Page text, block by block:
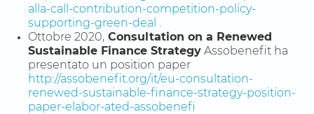
alla-call-contribution-competition-policy-
supporting-green-deal .
Ottobre 2020, Consultation on a Renewed
Sustainable Finance Strategy Assobenefit ha
presentato un position paper
http://assobenefit.org/it/eu-consultation-
renewed-sustainable-finance-strategy-position-
paper-elabor-ated-assobenefi